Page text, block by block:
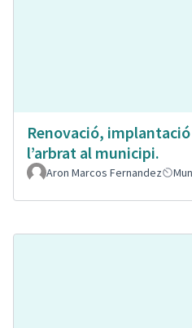
Renovació,
l’arbrat al municipi.
Aron Marcos Fernandez